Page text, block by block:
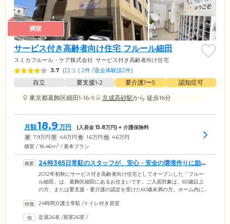
満室
サービス付き高齢者向け住宅 フルール細田
スミカフルール・ケア株式会社 サービス付き高齢者向け住宅
3.7 (口コミ2件 /退去体験談2件)
自立 要支援1•2 要介護1〜5
認知症可
東京都葛飾区細田1-16-9
京成高砂駅から 徒歩16分
月額18.9 万円 (入居金15.8万円) + 介護保険料
家 7.9万円 管 4.8万円 食 1.6万円 他 4.6万円
個室 / 18.46m2 / 基本プラン
24時365日常駐のスタッフが、安心・安全の環境作りに励ん
でいます
2012年初秋にサービス付き高齢者向け住宅としてオープンした「フルー
ル細田」は、葛飾区細田にあるお住まいです。ご入居対象は、60歳以上
の方、または要支援・要介護の認定を受けた60歳未満の方。ホーム内に
ールでの駆けつけ対応、日中の生活相談などをとおして、ご入居のみな
ムの近隣には、コンビニエンスストアや医療機関などが立ちならんでお
24時間介護士常駐 /トイレ付き居室
定員26名 /居室26室 /